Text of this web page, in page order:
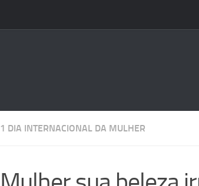
1 DIA INTERNACIONAL DA MULHER